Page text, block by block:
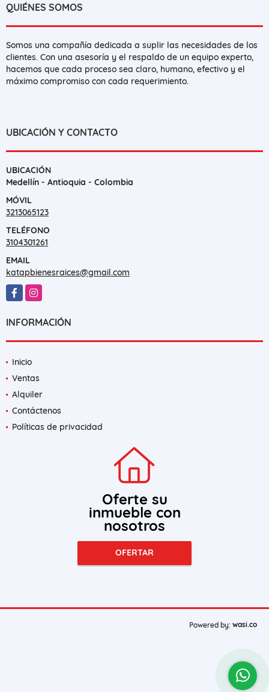
QUIÉNES SOMOS
Somos una compañía dedicada a suplir las necesidades de los
clientes. Con una asesoría y el respaldo de un equipo experto,
hacemos que cada proceso sea claro, humano, efectivo y el
máximo compromiso con cada requerimiento.
UBICACIÓN Y CONTACTO
UBICACIÓN
Medellín - Antioquia - Colombia
MÓVIL
3213065123
TELÉFONO
3104301261
EMAIL
katapbienesraices@gmail.com
FacebookInstagram
INFORMACIÓN
Inicio
Ventas
Alquiler
Contáctenos
Políticas de privacidad
Oferte su
inmueble con
nosotros
OFERTAR
Powered by: wasi.co